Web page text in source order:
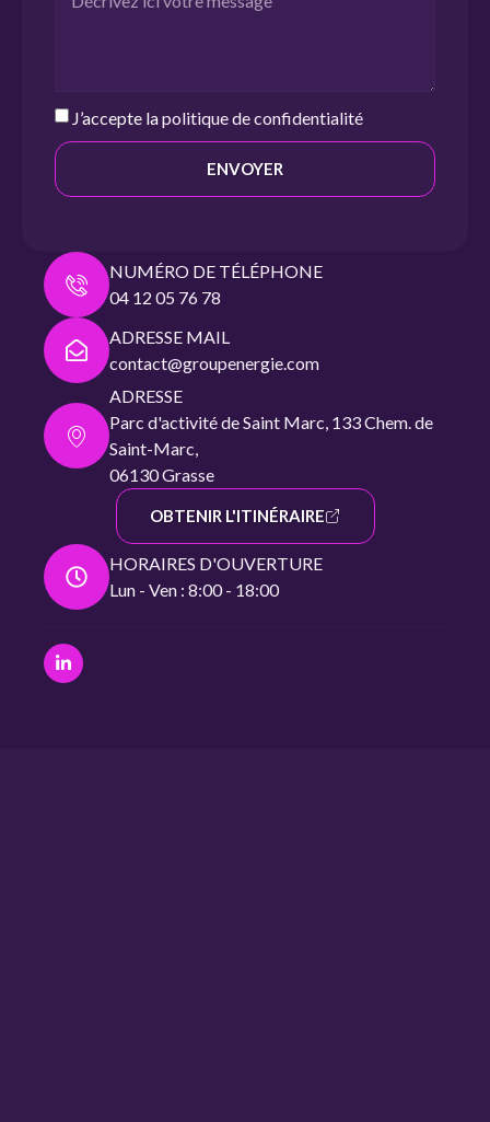
NUMÉRO DE TÉLÉPHONE
04 12 05 76 78
ADRESSE MAIL
contact@groupenergie.com
ADRESSE
Parc d'activité de Saint Marc, 133 Chem. de
Saint-Marc,
06130 Grasse
OBTENIR L'ITINÉRAIRE
HORAIRES D'OUVERTURE
Lun - Ven : 8:00 - 18:00
J’accepte lapolitique de confidentialité
ENVOYER